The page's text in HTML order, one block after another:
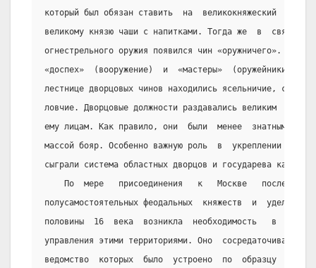
который был обязан ставить  на  великокняжеский  стол
великому князю чаши с напитками. Тогда же  в  связи  с
огнестрельного оружия появился чин «оружничего».  Ему
«доспех»  (вооружение)  и  «мастеры»  (оружейники).
лестнице дворцовых чинов находились ясельничие,
ловчие. Дворцовые должности раздавались великим
ему лицам. Как правило, они  были  менее  знатными  по
массой бояр. Особенно важную роль  в  укреплении
сыграли система областных дворцов и государева казна.
По  мере   присоединения   к   Москве   последних
полусамостоятельных феодальных  княжеств  и  уделов
половины  16  века  возникла  необходимость   в
управления этими территориями. Оно
ведомство  которых  было  устроено  по  образцу